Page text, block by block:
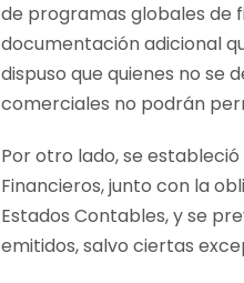
de programas globales de
documentación adicional
dispuso que quienes no se
comerciales no podrán
Por otro lado, se
Financieros, junto con la
Estados Contables, y se
emitidos, salvo ciertas